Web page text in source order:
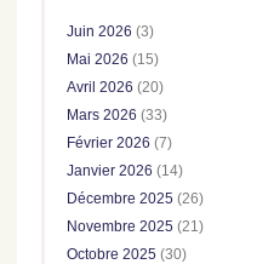
Juin 2026 (3)
Mai 2026 (15)
Avril 2026 (20)
Mars 2026 (33)
Février 2026 (7)
Janvier 2026 (14)
Décembre 2025 (26)
Novembre 2025 (21)
Octobre 2025 (30)